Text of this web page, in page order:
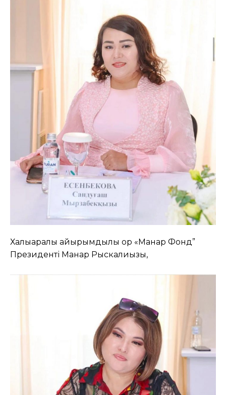
Халықаралық қайырымдылық қор «Манар Фонд”
Президенті Манар Рыскалиқызы,